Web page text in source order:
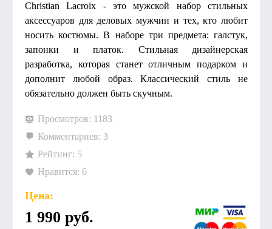
Christian Lacroix - это мужской набор стильных
аксессуаров для деловых мужчин и тех, кто любит
носить костюмы. В наборе три предмета: галстук,
запонки и платок. Стильная дизайнерская
разработка, которая станет отличным подарком и
дополнит любой образ. Классический стиль не
обязательно должен быть скучным.
Просмотров: 1183
Комментариев: 3
Рейтинг: 5
Нравится: 6
Цена:
1 990 руб.